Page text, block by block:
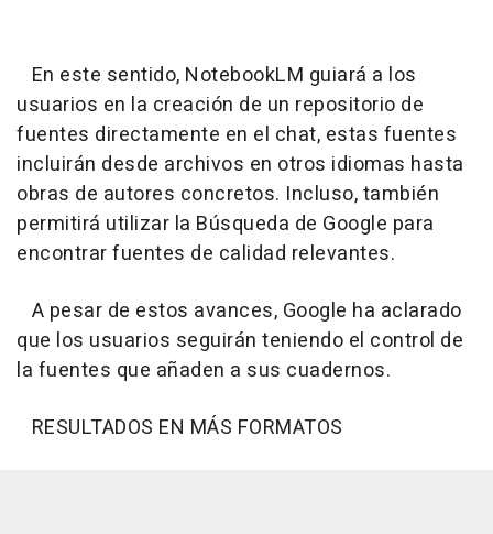
En este sentido, NotebookLM guiará a los
usuarios en la creación de un repositorio de
fuentes directamente en el chat, estas fuentes
incluirán desde archivos en otros idiomas hasta
obras de autores concretos. Incluso, también
permitirá utilizar la Búsqueda de Google para
encontrar fuentes de calidad relevantes.
A pesar de estos avances, Google ha aclarado
que los usuarios seguirán teniendo el control de
la fuentes que añaden a sus cuadernos.
RESULTADOS EN MÁS FORMATOS